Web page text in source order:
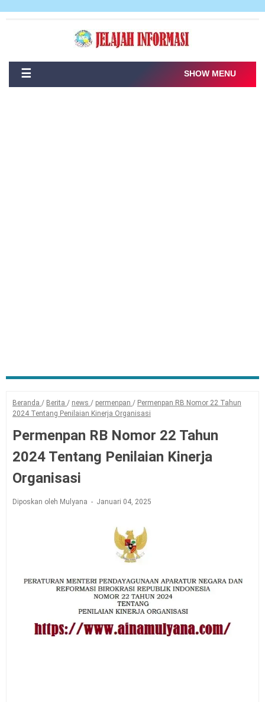
☰ SHOW MENU
Beranda / Berita / news / permenpan / Permenpan RB Nomor 22 Tahun
2024 Tentang Penilaian Kinerja Organisasi
Permenpan RB Nomor 22 Tahun
2024 Tentang Penilaian Kinerja
Organisasi
Diposkan oleh Mulyana Januari 04, 2025